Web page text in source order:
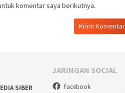
komentar saya berikutnya.
SIBER
JARINGAN SOCIAL
Facebook